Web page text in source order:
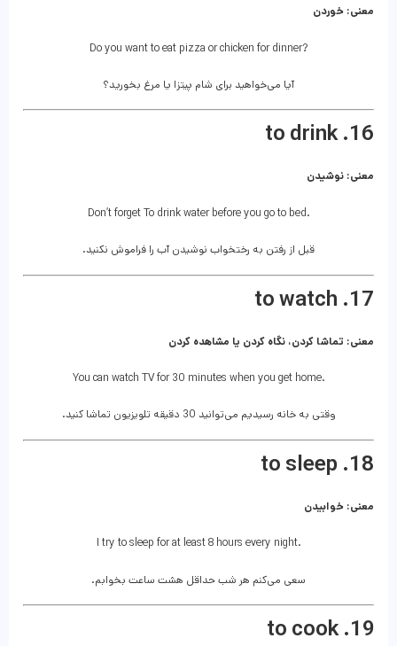
معنی: خوردن
Do you want to eat pizza or chicken for dinner?
آیا می‌خواهید برای شام پیتزا یا مرغ بخورید؟
16. to drink
معنی: نوشیدن
Don’t forget To drink water before you go to bed.
قبل از رفتن به رختخواب نوشیدن آب را فراموش نکنید.
17. to watch
معنی: تماشا کردن، نگاه کردن یا مشاهده کردن
You can watch TV for 30 minutes when you get home.
وقتی به خانه رسیدیم می‌توانید 30 دقیقه تلویزیون تماشا کنید.
18. to sleep
معنی: خوابیدن
I try to sleep for at least 8 hours every night.
سعی می‌کنم هر شب حداقل هشت ساعت بخوابم.
19. to cook